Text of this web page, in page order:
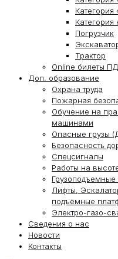
Категория
Категория
Погрузчик
Трактор
Online билеты
Доп. образование
Охрана труда
Пожарная
Обучение на
машинами
Опасные грузы
Безопасность
Спецсигналы
Работы на
Лифты,
подъёмные
Электро-газо-
Сведения о нас
Новости
Контакты